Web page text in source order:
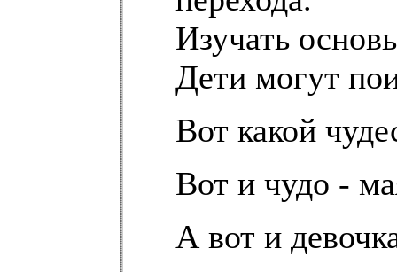
Изучать
Дети могут
Вот какой
Вот и чудо -
А вот и